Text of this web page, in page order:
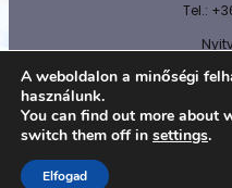
Tel.:
Sz-
@ 2026 Minden jog
A weboldalon a minőségi
használunk.
You can find out more about
switch them off in settings.
Elfogad